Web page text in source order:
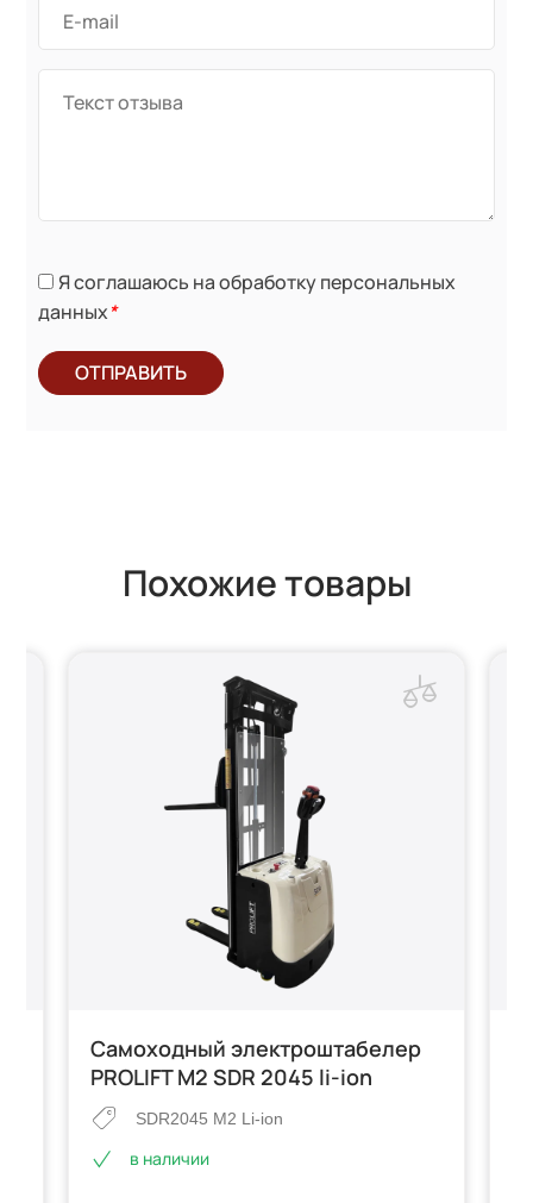
Я соглашаюсь на обработку персональных
данных*
ОТПРАВИТЬ
Похожие товары
Самоходный электроштабелер
PROLIFT M2 SDR 2045 li-ion
SDR2045 M2 Li-ion
в наличии